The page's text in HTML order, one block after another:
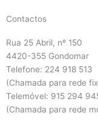
Contactos
Rua 25 Abril, nº 150
4420-355 Gondomar
Telefone: 224 918 513
(Chamada para rede
Telemóvel: 915 294
(Chamada para rede